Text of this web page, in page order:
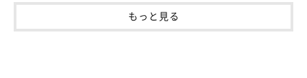
もっと見る